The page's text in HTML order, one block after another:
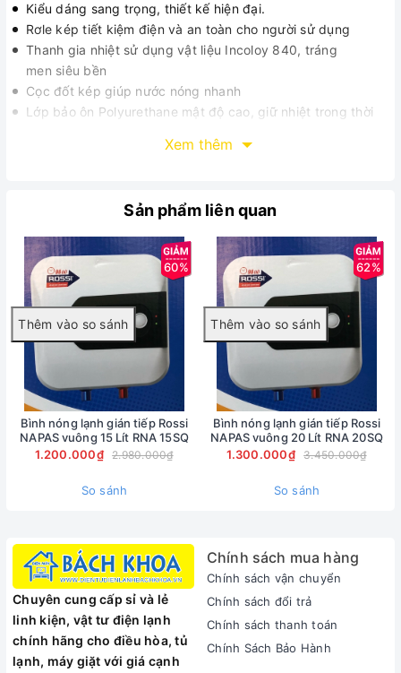
Kiểu dáng sang trọng, thiết kế hiện đại.
Rơle kép tiết kiệm điện và an toàn cho người sử dụng
Thanh gia nhiệt sử dụng vật liệu Incoloy 840, tráng
men siêu bền
Cọc đốt kép giúp nước nóng nhanh
Lớp bảo ôn Polyurethane mật độ cao, giữ nhiệt trong thời
Van một chiều được thiết kế bảo đảm an toàn khi áp
Tích hợp van xả cặn, dễ bảo dưỡng
Giá đỡ, móc treo chắc chắn
Để tiết kiệm điện không nên bật bình 24/24h, mà chỉ nên
bật trước lúc tắm khoảng 10-15 phút
Hãng sản xuất: Tân Á Đại Thành
Công nghệ: ITALY
Sản xuất tại: Việt Nam
Xem thêm
Sản phẩm liên quan
60%
Bình nóng lạnh gián tiếp Rossi
NAPAS vuông 15 Lít RNA 15SQ
1.200.000₫
2.980.000₫
So sánh
62%
Bình nóng lạnh gián tiếp Rossi
NAPAS vuông 20 Lít RNA 20SQ
1.300.000₫
3.450.000₫
So sánh
Chuyên cung cấp sỉ và lẻ
linh kiện, vật tư điện lạnh
chính hãng cho điều hòa, tủ
lạnh, máy giặt với giá cạnh
Chính sách mua hàng
Chính sách vận chuyển
Chính sách đổi trả
Chính sách thanh toán
Chính Sách Bảo Hành